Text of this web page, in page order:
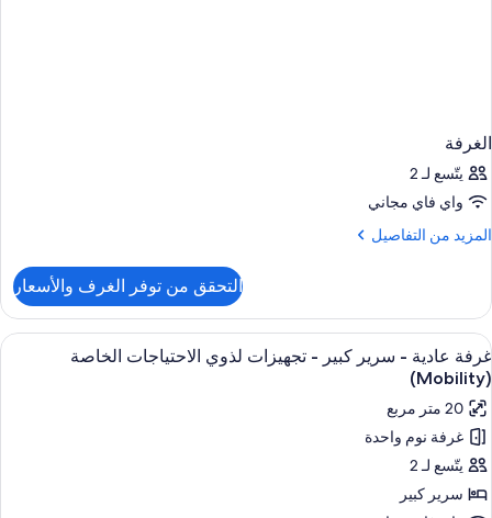
يتّسع لـ 2
واي فاي مجاني
من التفاصيل
التحقق من توفر الغرف والأسعار
8 عادية - سرير كبير - تجهيزات لذوي الاحتياجات الخاصة
20 متر مربع
غرفة نوم واحدة
يتّسع لـ 2
سرير كبير